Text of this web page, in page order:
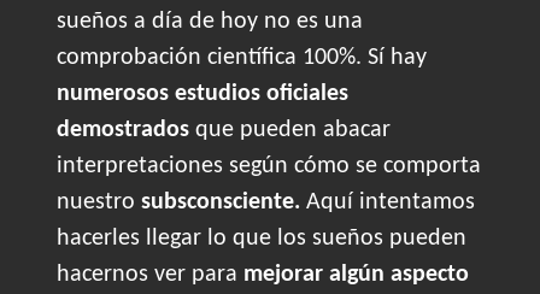
sueños a día de hoy no es una
comprobación científica 100%. Sí hay
numerosos estudios oficiales
demostrados que pueden abacar
interpretaciones según cómo se comporta
nuestro subsconsciente. Aquí intentamos
hacerles llegar lo que los sueños pueden
hacernos ver para mejorar algún aspecto